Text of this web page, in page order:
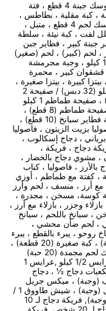
سلطة عربية ، بابا غنوج ، شمندر متبل ، سمبوسك جبنة 4 قطع ، فتة
، كبة مقلية ، بطاطس ،
حمص ، حمص باللحم ، شوربة عدس ، سمبوسك لحم 4 قطع ، متبل ،
لفت ، كبة نيئة ، سلطة
جبنة كبير ، فطاير جبن
لحم (كبير) ، لحم (صغير)
، مجرمشة عجين 1 كيلو ، مجرمشة عجين 1/2 كيلو ، وجبة مجرمشة
كبير ، محمرة
كبيرة ، بيتزا صغيرة ،
صفيحة دبس 1 كيلو (32 قطعة) ، صفيحة 1 كيلو (32 دبس) / صفيحة 2
كيلو (16 قطعة) ، وجبة دبس صفيحة (8 قطع) ، صفيحة طماطم 1 كيلو
(32 قطعة) ، صفيحة 1/2 كيلو (16 قطعة) ، صفيحة طماطم (8 قطع) ،
شرحات عجين ، شيش عجين (6 قطع) ) وجبة فطاير سبانخ (10 قطع) ،
بزيت الزيتون ، فاصوليا
، دجاج إسكالوب ،
دجاج ، فريكة ،
، مشوي دجاج بالخضار ،
، فاصوليا ، كباب
، كفتة مع طماطم ، أوزي
مع أرز ، منسف ، لحم وأرز
كوسة، مسخن ، مجدرة ،
وجزر ، بازلاء مع أرز ،
، سبانخ باللحم ، سبانخ
، لحم ضأن محشي ،
، يبرء بالقطع ، يبرء
مع الكوسا ، يخنة برغل ، كبة كبيرة (20 قطعة) ، كبة صغيرة (20 قطعة) ،
سمبوسك جبنة مجمدة (20 قطعة) ، سمبوسك لحم مجمدة (20 حبة)
شيش براك 40 حبة يبرء كبير, يبرء صغير ,عرايس 1/2 كيلو ,عرايس 1
1 كيلو مشوي مكعبات دجاج ½ ، دجاج
، كباب (1 كغ) ، كباب (وجبة) ، ميكس جريل
(1/2 كغ) ، ميكس جريل (1 كغ) ، ميكس جريل (وجبة) ، شيش طاووق 1 /
2 كيلو, شيش طاووق 1 كيلو, شيش طاووق (وجبة), فريكة دجاج لـ 10